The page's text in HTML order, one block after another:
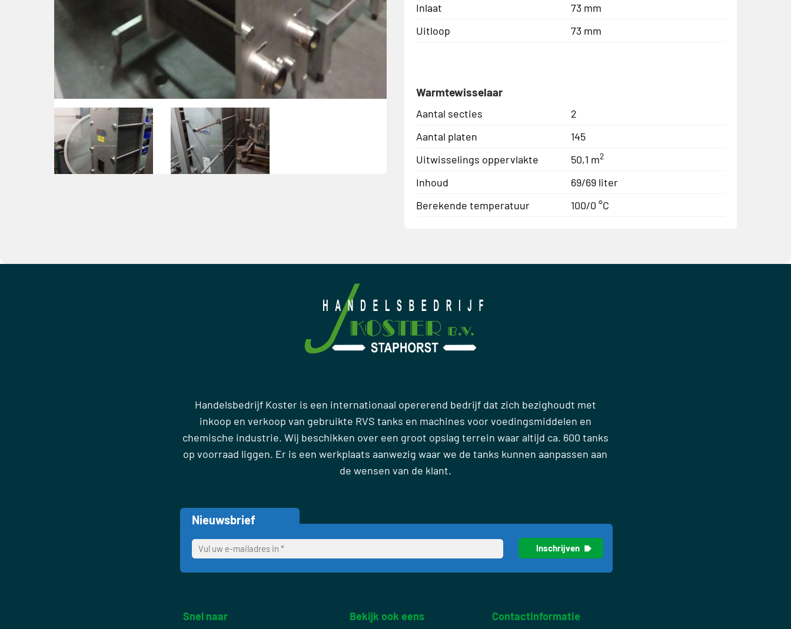
Inlaat
73 mm
Uitloop
73 mm
Warmtewisselaar
Aantal secties
2
Aantal platen
145
Uitwisselings oppervlakte
50,1 m2
Inhoud
69/69 liter
Berekende temperatuur
100/0 °C
Handelsbedrijf Koster is een internationaal opererend bedrijf dat zich bezighoudt met
inkoop en verkoop van gebruikte RVS tanks en machines voor voedingsmiddelen en
chemische industrie. Wij beschikken over een groot opslag terrein waar altijd ca. 600 tanks
op voorraad liggen. Er is een werkplaats aanwezig waar we de tanks kunnen aanpassen aan
de wensen van de klant.
Nieuwsbrief
Snel naar
Bekijk ook eens
Contactinformatie